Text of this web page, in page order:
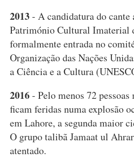
2013- A candidatura do cante
Património Cultural Imaterial
formalmente entrada no
Organização das Nações
a Ciência e a Cultura
2016- Pelo menos 72 pessoas
ficam feridas numa explosão
em Lahore, a segunda maior
O grupo talibã Jamaat ul
atentado.